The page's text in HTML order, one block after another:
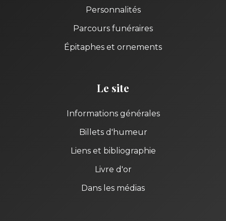
Personnalités
Parcours funéraires
Épitaphes et ornements
Le site
Informations générales
Billets d'humeur
Liens et bibliographie
Livre d'or
Dans les médias